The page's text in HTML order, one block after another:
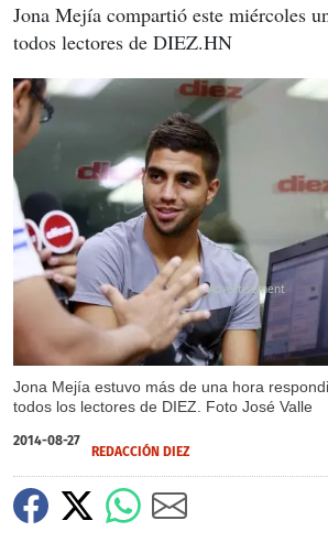
Jona Mejía compartió este miércoles
todos lectores de DIEZ.HN
Jona Mejía estuvo más de una hora
todos los lectores de DIEZ. Foto José Valle
2014-08-27
REDACCIÓN DIEZ